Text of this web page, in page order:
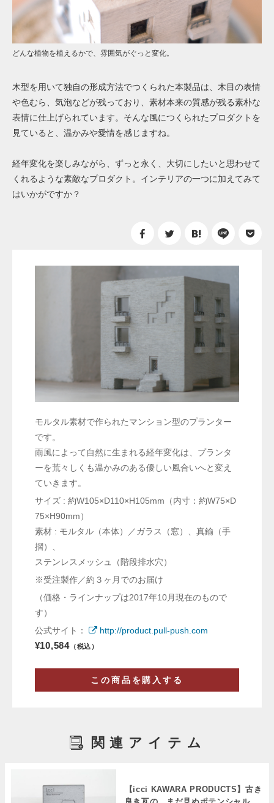
どんな植物を植えるかで、雰囲気がぐっと変化。
木型を用いて独自の形成方法でつくられた本製品は、木目の表情
や色むら、気泡などが残っており、素材本来の質感が残る素朴な
表情に仕上げられています。そんな風につくられたプロダクトを
見ていると、温かみや愛情を感じますね。
経年変化を楽しみながら、ずっと永く、大切にしたいと思わせて
くれるような素敵なプロダクト。インテリアの一つに加えてみて
はいかがですか？
モルタル素材で作られたマンション型のプランター
です。
雨風によって自然に生まれる経年変化は、プランタ
ーを荒々しくも温かみのある優しい風合いへと変え
ていきます。
サイズ : 約W105×D110×H105mm（内寸：約W75×D
75×H90mm）
素材 : モルタル（本体）／ガラス（窓）、真鍮（手
摺）、
ステンレスメッシュ（階段排水穴）
※受注製作／約３ヶ月でのお届け
（価格・ラインナップは2017年10月現在のもので
す）
公式サイト：
http://product.pull-push.com
¥10,584（税込）
この商品を購入する
関連アイテム
【icci KAWARA PRODUCTS】古き